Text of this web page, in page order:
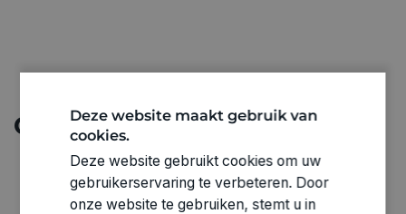
Ontdek meer
Deze website maakt gebruik van
cookies.
Deze website gebruikt cookies om uw
gebruikerservaring te verbeteren. Door
onze website te gebruiken, stemt u in